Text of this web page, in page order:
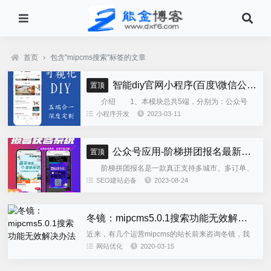
首页 › 包含"mipcms搜索"标签的文章
置顶 智能diy官网小程序(百度\微信公众号\微信小程序\支付宝\抖音小程序)独立版
介绍 1、本模块总共5端，分别为：公众号
h5、微信小程序、百度小程序、支付宝小程序、......
小程序开发 2023-03-11
置顶 公众号应用-阶梯拼团报名最新版本源码程序
阶梯拼团报名是一款真正支持多城市、多订单、
全供应链商业模式，订单统计、核销、一键导出等强
SEO建站必备 2023-08-24
冬镜：mipcms5.0.1搜索功能无效解决办法
近来，有几个运营mipcms的站长前来咨询冬镜，我
安装的mipcms5.0.1版本的搜索为什么会失效，没有
网站优化 2020-03-15